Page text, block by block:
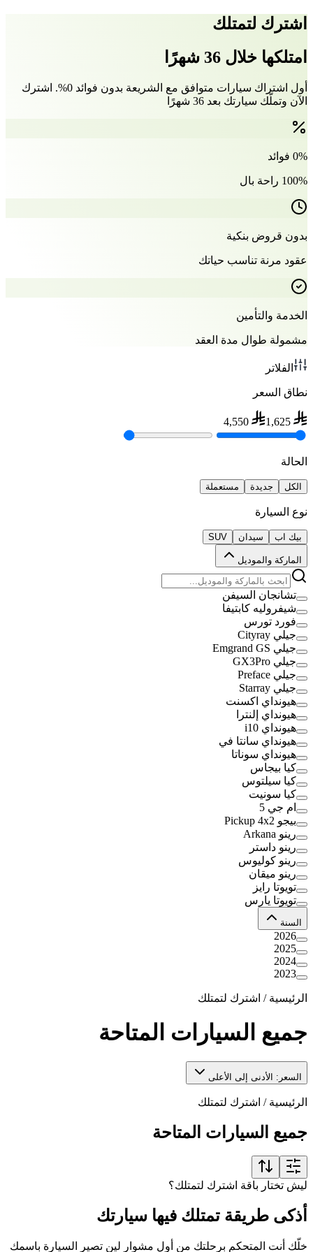
اشترك لتمتلك
امتلكها خلال 36 شهرًا
أول اشتراك سيارات متوافق مع الشريعة بدون فوائد 0%. اشترك
الآن وتملّك سيارتك بعد 36 شهرًا
0% فوائد
100% راحة بال
بدون قروض بنكية
عقود مرنة تناسب حياتك
الخدمة والتأمين
مشمولة طوال مدة العقد
الفلاتر
نطاق السعر
1,625
4,550
الحالة
الكل جديدة مستعملة
نوع السيارة
بيك اب سيدان SUV
الماركة والموديل
تشانجان السيفن
شيفروليه كابتيفا
فورد تورس
جيلي Cityray
جيلي Emgrand GS
جيلي GX3Pro
جيلي Preface
جيلي Starray
هيونداي اكسنت
هيونداي إلنترا
هيونداي i10
هيونداي سانتا في
هيونداي سوناتا
كيا بيجاس
كيا سيلتوس
كيا سونيت
ام جي 5
بيجو Pickup 4x2
رينو Arkana
رينو داستر
رينو كوليوس
رينو ميقان
تويوتا رايز
تويوتا يارس
السنة
2026
2025
2024
2023
الرئيسية / اشترك لتمتلك
جميع السيارات المتاحة
السعر: الأدنى إلى الأعلى
الرئيسية / اشترك لتمتلك
جميع السيارات المتاحة
ليش تختار باقة اشترك لتمتلك؟
أذكى طريقة تمتلك فيها سيارتك
خلّك أنت المتحكم برحلتك من أول مشوار لين تصير السيارة باسمك